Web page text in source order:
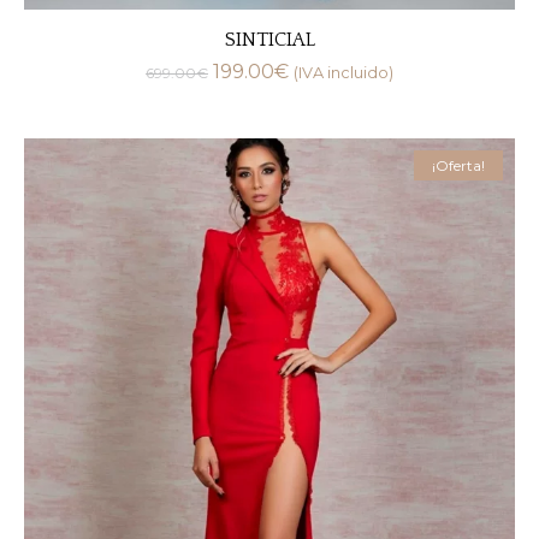
SINTICIAL
699.00€ 199.00€ (IVA incluido)
¡Oferta!